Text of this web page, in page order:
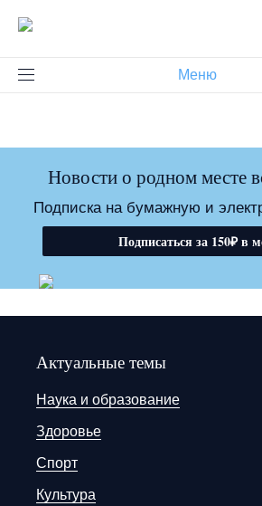
Меню
Новости о родном месте
Подписка на бумажную и
Подписаться за 150₽ в
Актуальные темы
Наука и образование
Здоровье
Спорт
Культура